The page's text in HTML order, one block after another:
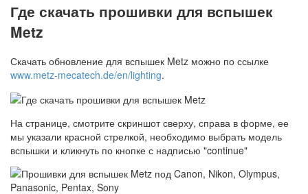
Где скачать прошивки для вспышек
Metz
Скачать обновление для вспышек Metz можно по ссылке
www.metz-mecatech.de/en/lighting.
На странице, смотрите скриншот сверху, справа в форме, ее
мы указали красной стрелкой, необходимо выбрать модель
вспышки и кликнуть по кнопке с надписью "continue"